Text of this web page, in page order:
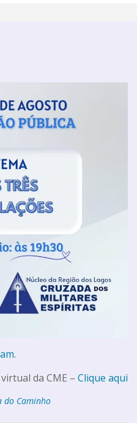
.
da CME – Clique aqui
do Caminho